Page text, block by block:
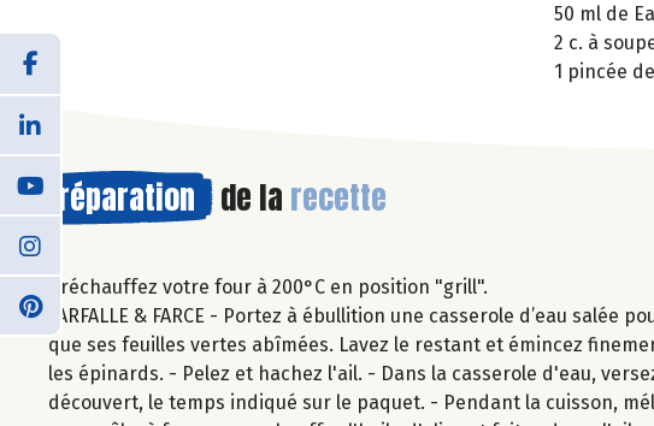
50 ml de
2 c. à
1 pincée
Préparation de la recette
Préchauffez votre four à 200°C en position "grill".
FARFALLE & FARCE - Portez à ébullition une casserole d’eau
que ses feuilles vertes abîmées. Lavez le restant et émincez
les épinards. - Pelez et hachez l'ail. - Dans la casserole d'eau,
découvert, le temps indiqué sur le paquet. - Pendant la cuisson,